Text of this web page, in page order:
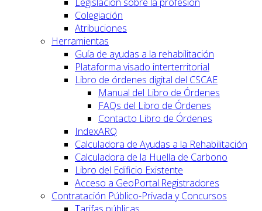
Colegiación
Atribuciones
Herramientas
Guía de ayudas a la rehabilitación
Plataforma visado interterritorial
Libro de órdenes digital del CSCAE
Manual del Libro de Órdenes
FAQs del Libro de Órdenes
Contacto Libro de Órdenes
IndexARQ
Calculadora de Ayudas a la Rehabilitación
Calculadora de la Huella de Carbono
Libro del Edificio Existente
Acceso a GeoPortal.Registradores
Contratación Público-Privada y Concursos